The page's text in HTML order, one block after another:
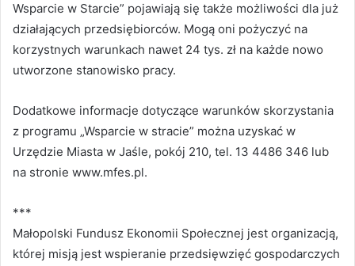
Wsparcie w Starcie” pojawiają się także możliwości dla już
działających przedsiębiorców. Mogą oni pożyczyć na
korzystnych warunkach nawet 24 tys. zł na każde nowo
utworzone stanowisko pracy.
Dodatkowe informacje dotyczące warunków skorzystania
z programu „Wsparcie w stracie” można uzyskać w
Urzędzie Miasta w Jaśle, pokój 210, tel. 13 4486 346 lub
na stronie www.mfes.pl.
***
Małopolski Fundusz Ekonomii Społecznej jest organizacją,
której misją jest wspieranie przedsięwzięć gospodarczych